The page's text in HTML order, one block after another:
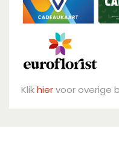
Klikhiervoor overige